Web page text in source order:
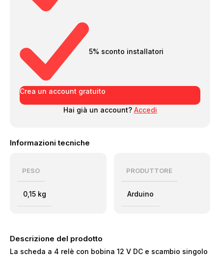
5% sconto installatori
Crea un account gratuito
Hai già un account? Accedi
Informazioni tecniche
PESO
0,15 kg
PRODUTTORE
Arduino
Descrizione del prodotto
La scheda a 4 relè con bobina 12 V DC e scambio singolo